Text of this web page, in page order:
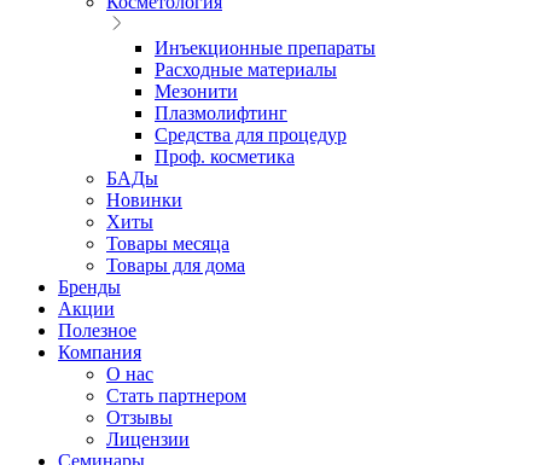
Инъекционные препараты
Расходные материалы
Мезонити
Плазмолифтинг
Средства для процедур
Проф. косметика
БАДы
Новинки
Хиты
Товары месяца
Товары для дома
Бренды
Акции
Полезное
Компания
О нас
Стать партнером
Отзывы
Лицензии
Семинары